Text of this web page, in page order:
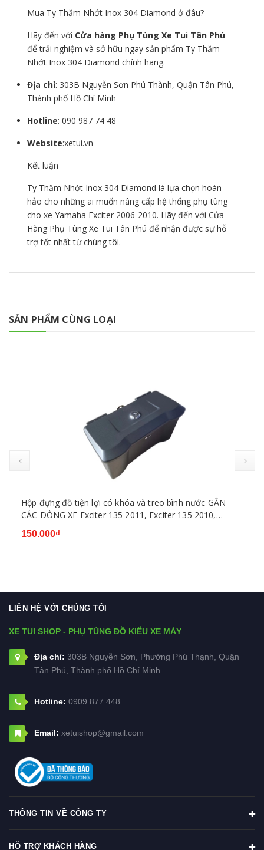
Mua Ty Thăm Nhớt Inox 304 Diamond ở đâu?
Hãy đến với Cửa hàng Phụ Tùng Xe Tui Tân Phú
để trải nghiệm và sở hữu ngay sản phẩm Ty Thăm
Nhớt Inox 304 Diamond chính hãng.
Địa chỉ: 303B Nguyễn Sơn Phú Thành, Quận Tân Phú,
Thành phố Hồ Chí Minh
Hotline: 090 987 74 48
Website:xetui.vn
Kết luận
Ty Thăm Nhớt Inox 304 Diamond là lựa chọn hoàn
hảo cho những ai muốn nâng cấp hệ thống phụ tùng
cho xe Yamaha Exciter 2006-2010. Hãy đến với Cửa
Hàng Phụ Tùng Xe Tui Tân Phú để nhận được sự hỗ
trợ tốt nhất từ chúng tôi.
SẢN PHẨM CÙNG LOẠI
Hộp đựng đồ tiện lợi có khóa và treo bình nước GẮN
CÁC DÒNG XE Exciter 135 2011, Exciter 135 2010,
Exciter 150,WINNER ,SIRIUS, WAVE...
150.000₫
LIÊN HỆ VỚI CHÚNG TÔI
XE TUI SHOP - PHỤ TÙNG ĐỒ KIỂU XE MÁY
Địa chỉ: 303B Nguyễn Sơn, Phường Phú Thạnh, Quận
Tân Phú, Thành phố Hồ Chí Minh
Hotline: 0909.877.448
Email: xetuishop@gmail.com
THÔNG TIN VỀ CÔNG TY
HỖ TRỢ KHÁCH HÀNG